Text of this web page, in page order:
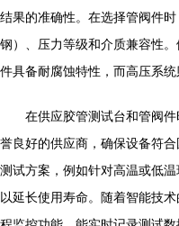
结果的准确性。在选择管阀件
钢）、压力等级和介质兼容性
件具备耐腐蚀特性，而高压系统
在供应胶管测试台和管阀
誉良好的供应商，确保设备符
测试方案，例如针对高温或低
以延长使用寿命。随着智能技